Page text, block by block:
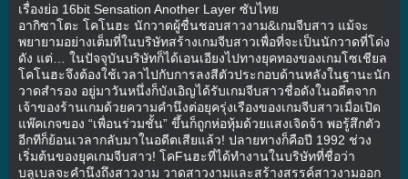
เรื่องย่อ 16bit Sensation Another Layer ซับไทย
อากิซาโตะ โคโนฮะ นักวาดผู้ชื่นชอบสาวงาม&เกมจีบสาว แม้จะ
พยายามอย่างเต็มที่ในบริษัทสร้างเกมจีบสาวเพื่อที่จะเป็นนักวาดที่โด่ง
ดัง แต่… ในปัจจุบันบริษัทก็ได้เอนเอียงไปทางยุคทองของเกมโซเชียล
โคโนฮะจึงต้องใช้เวลาไปกับการลงสีตัวประกอบด้านหลังในฐานะนัก
วาดสำรอง อยู่มาวันหนึ่งก็บังเอิญได้รับเกมจีบสาวชื่อดังในอดีตจาก
เจ้าของร้านเกมด้วยความคำนึงต่อยุครุ่งเรืองของเกมจีบสาวเมื่อเปิด
แพ๊คเกจของ “เพื่อนร่วมชั้น” ขึ้นก็ถูกห่อหุ้มด้วยแสงเจิดจ้า พอรู้สึกตัว
อีกทีก็ย้อนเวลากลับมาในอดีตเสียแล้ว! ปลายทางก็คือปี 1992 ช่วง
เริ่มต้นของยุคเกมจีบสาว! โคFนฮะที่ได้ทำงานในบริษัทที่ชื่อว่า
บลูเบลจะคำนึงถึงสาวงาม วาดสาวงามและสร้างสรรค์สาวงามออก